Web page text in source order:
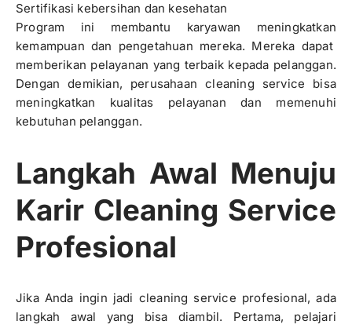
Sertifikasi kebersihan dan kesehatan
Program ini membantu karyawan meningkatkan
kemampuan dan pengetahuan mereka. Mereka dapat
memberikan pelayanan yang terbaik kepada pelanggan.
Dengan demikian, perusahaan cleaning service bisa
meningkatkan kualitas pelayanan dan memenuhi
kebutuhan pelanggan.
Langkah Awal Menuju
Karir Cleaning Service
Profesional
Jika Anda ingin jadi cleaning service profesional, ada
langkah awal yang bisa diambil. Pertama, pelajari